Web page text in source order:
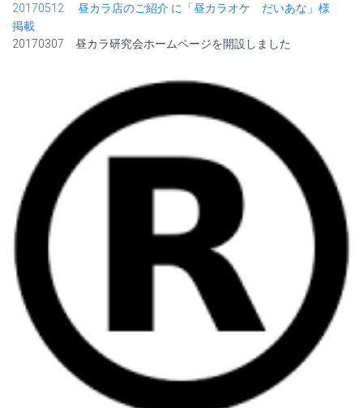
20170512
昼カラ店のご紹介 に「昼カラオケ だいあな」様
掲載
20170307 昼カラ研究会ホームページを開設しました